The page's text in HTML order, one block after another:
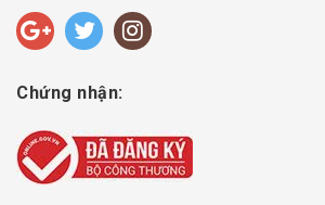
Chứng nhận: